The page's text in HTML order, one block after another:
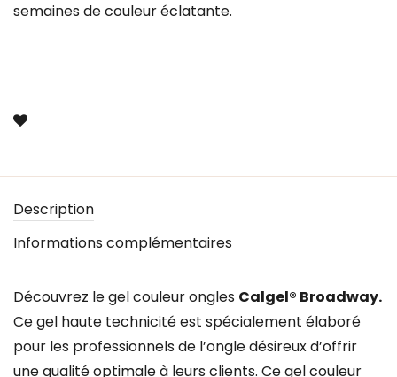
semaines de couleur éclatante.
Description
Informations complémentaires
Découvrez le gel couleur ongles Calgel® Broadway.
Ce gel haute technicité est spécialement élaboré
pour les professionnels de l’ongle désireux d’offrir
une qualité optimale à leurs clients. Ce gel couleur